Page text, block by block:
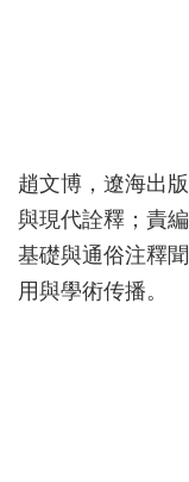
趙文博，遼海出
與現代詮釋；責
基礎與通俗注釋
用與學術传播。